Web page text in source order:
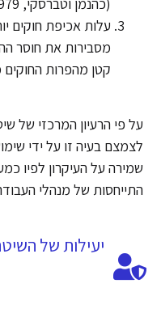
עלות אכיפת חוקים
מסבירות את חוסר
קטן מהפרות
על פי הרעיון המרכזי של
לצמצם בעיה זו על ידי
שמירה על העיקרון לפיו
התייחסות של מנהלי
יעילות של